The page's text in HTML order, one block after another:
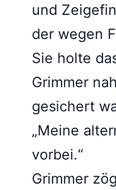
und
der wegen
Sie holte
Grimmer
gesichert
„Meine
vorbei.“
Grimmer